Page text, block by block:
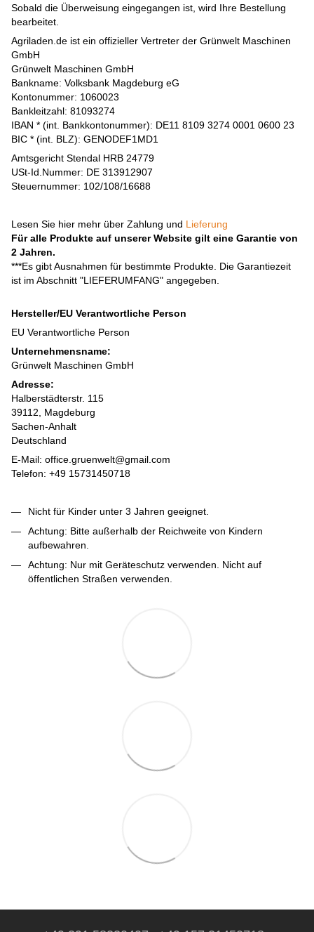
Sobald die Überweisung eingegangen ist, wird Ihre Bestellung
bearbeitet.
Agriladen.de ist ein offizieller Vertreter der Grünwelt Maschinen
GmbH
Grünwelt Maschinen GmbH
Bankname: Volksbank Magdeburg eG
Kontonummer: 1060023
Bankleitzahl: 81093274
IBAN * (int. Bankkontonummer): DE11 8109 3274 0001 0600 23
BIC * (int. BLZ): GENODEF1MD1
Amtsgericht Stendal HRB 24779
USt-Id.Nummer: DE 313912907
Steuernummer: 102/108/16688
Lesen Sie hier mehr über Zahlung und Lieferung
Für alle Produkte auf unserer Website gilt eine Garantie von
2 Jahren.
***Es gibt Ausnahmen für bestimmte Produkte. Die Garantiezeit
ist im Abschnitt "LIEFERUMFANG" angegeben.
Hersteller/EU Verantwortliche Person
EU Verantwortliche Person
Unternehmensname:
Grünwelt Maschinen GmbH
Adresse:
Halberstädterstr. 115
39112, Magdeburg
Sachen-Anhalt
Deutschland
E-Mail: office.gruenwelt@gmail.com
Telefon: +49 15731450718
Nicht für Kinder unter 3 Jahren geeignet.
Achtung: Bitte außerhalb der Reichweite von Kindern
aufbewahren.
Achtung: Nur mit Geräteschutz verwenden. Nicht auf
öffentlichen Straßen verwenden.